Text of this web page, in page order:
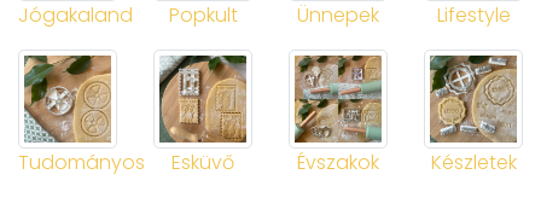
Jógakaland Popkult Ünnepek Lifestyle
Tudományos Esküvő Évszakok Készletek